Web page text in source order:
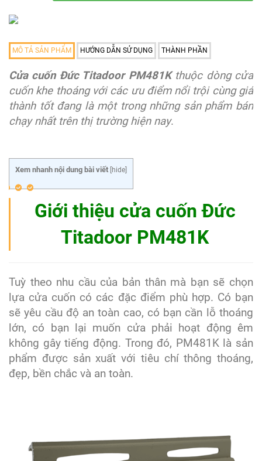
MÔ TẢ SẢN PHẨM HƯỚNG DẪN SỬ DỤNG THÀNH PHẦN
Cửa cuốn Đức Titadoor PM481Kthuộc dòng cửa
cuốn khe thoáng với các ưu điểm nổi trội cùng giá
thành tốt đang là một trong những sản phẩm bán
chạy nhất trên thị trường hiện nay.
Xem nhanh nội dung bài viết hide
Giới thiệu cửa cuốn Đức
Titadoor PM481K
Tuỳ theo nhu cầu của bản thân mà bạn sẽ chọn
lựa cửa cuốn có các đặc điểm phù hợp. Có bạn
sẽ yêu cầu độ an toàn cao, có bạn cần lỗ thoáng
lớn, có bạn lại muốn cửa phải hoạt động êm
không gây tiếng động. Trong đó, PM481K là sản
phẩm được sản xuất với tiêu chí thông thoáng,
đẹp, bền chắc và an toàn.